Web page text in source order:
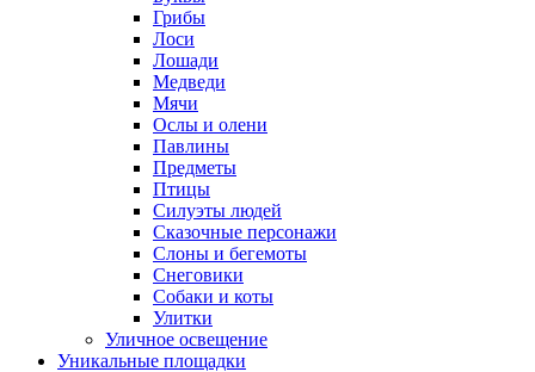
Грибы
Лоси
Лошади
Медведи
Мячи
Ослы и олени
Павлины
Предметы
Птицы
Силуэты людей
Сказочные персонажи
Слоны и бегемоты
Снеговики
Собаки и коты
Улитки
Уличное освещение
Уникальные площадки